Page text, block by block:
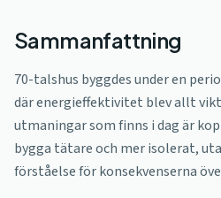
Sammanfattning
70-talshus byggdes under en
där energieffektivitet blev allt
utmaningar som finns i dag är
bygga tätare och mer isolerat,
förståelse för konsekvenserna